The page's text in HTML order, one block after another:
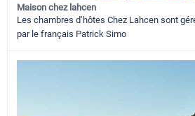
Maison chez lahcen
Les chambres d’hôtes Chez Lahcen sont
par le français Patrick Simo